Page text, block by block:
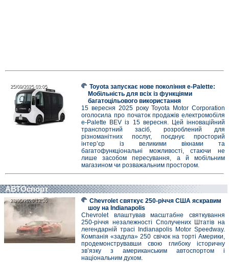
25/09/2025 03:05
25/09/2025 03:05
Toyota запускає нове покоління e-Palette:
Мобільність для всіх із функціями
багатоцільового використання
15 вересня 2025 року Toyota Motor Corporation
оголосила про початок продажів електромобіля
e-Palette BEV із 15 вересня. Цей інноваційний
транспортний засіб, розроблений для
різноманітних послуг, поєднує просторий
інтер’єр із великими вікнами та
багатофункціональні можливості, стаючи не
лише засобом пересування, а й мобільним
магазином чи розважальним простором.
АВТОспорт
28/05/2026 13:36
28/05/2026 13:36
Chevrolet святкує 250-річчя США яскравим
шоу на Indianapolis
Chevrolet влаштував масштабне святкування
250-річчя незалежності Сполучених Штатів на
легендарній трасі Indianapolis Motor Speedway.
Компанія «задула» 250 свічок на торті Америки,
продемонструвавши свою глибоку історичну
зв’язку з американським автоспортом і
національним духом.